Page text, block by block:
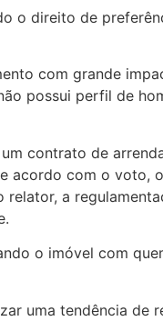
o direito de
com grande
possui perfil de
contrato de
acordo com o voto,
relator, a
o imóvel com
uma tendência de